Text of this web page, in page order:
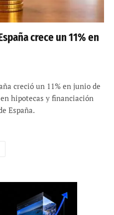
crece un 11% en
creció un 11% en junio de
hipotecas y financiación
España.